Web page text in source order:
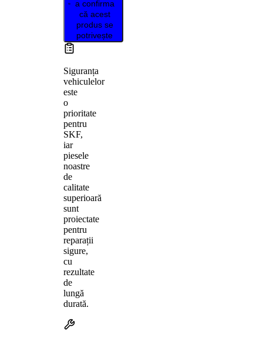
a confirma
că acest
produs se
potrivește
Siguranța
vehiculelor
este
o
prioritate
pentru
SKF,
iar
piesele
noastre
de
calitate
superioară
sunt
proiectate
pentru
reparații
sigure,
cu
rezultate
de
lungă
durată.